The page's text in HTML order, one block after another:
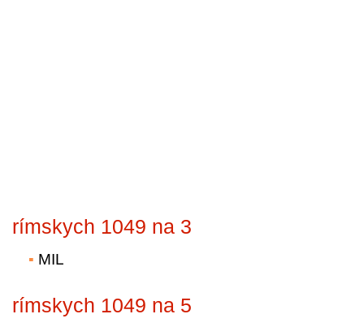
rímskych 1049 na 3
MIL
rímskych 1049 na 5